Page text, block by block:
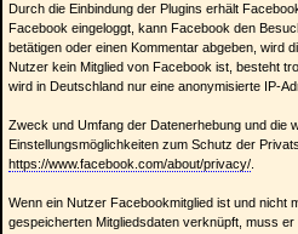
Durch die Einbindung der Plugins erhält
Facebook eingeloggt, kann Facebook den
betätigen oder einen Kommentar abgeben, wird
Nutzer kein Mitglied von Facebook ist, besteht
wird in Deutschland nur eine anonymisierte IP-
Zweck und Umfang der Datenerhebung und die
Einstellungsmöglichkeiten zum Schutz der
https://www.facebook.com/about/privacy/
Wenn ein Nutzer Facebookmitglied ist und nicht
gespeicherten Mitgliedsdaten verknüpft, muss